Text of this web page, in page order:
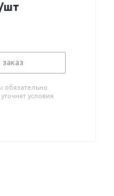
/шт
условия